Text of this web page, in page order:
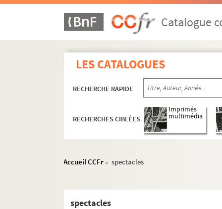
Catalogue
LES CATALOGUES
RECHERCHE RAPIDE
RECHERCHES CIBLÉES
Imprimés
multimédia
Accueil CCFr > spectacles
spectacles